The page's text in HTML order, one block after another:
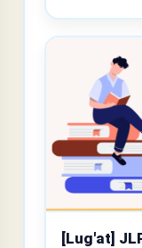
[Lug'at]